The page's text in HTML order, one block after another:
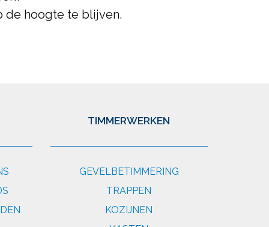
de hoogte te blijven.
TIMMERWERKEN
GEVELBETIMMERING
TRAPPEN
KOZIJNEN